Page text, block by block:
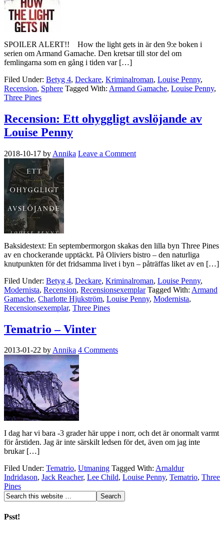
SPOILER ALERT!! How the light gets in är den 9:e boken i
serien om Armand Gamache. Den kretsar till stor del om
femlingarna som en gång i tiden var […]
Filed Under: Betyg 4, Deckare, Kriminalroman, Louise Penny,
Recension, Sphere Tagged With: Armand Gamache, Louise Penny,
Three Pines
Recension: Ett ohyggligt avslöjande av
Louise Penny
2018-10-17 by Annika Leave a Comment
Baksidestext: En septembermorgon skakas den lilla byn Three Pines
av en chockerande upptäckt. På Oliviers bistro – den naturliga
knutpunkten för det fridsamma livet i byn – påträffas liket av en […]
Filed Under: Betyg 4, Deckare, Kriminalroman, Louise Penny,
Modernista, Recension, Recensionsexemplar Tagged With: Armand
Gamache, Charlotte Hjukström, Louise Penny, Modernista,
Recensionsexemplar, Three Pines
Tematrio – Vinter
2013-01-22 byAnnika 4 Comments
I dag har vi bara -3 grader här uppe i norr, och det är onormalt varmt
för årstiden. Jag är inte särskilt ledsen för det, även om jag inte
brukar […]
Filed Under: Tematrio, Utmaning Tagged With: Arnaldur
Indridason, Jack Reacher, Lee Child, Louise Penny, Tematrio, Three
Pines
Psst!